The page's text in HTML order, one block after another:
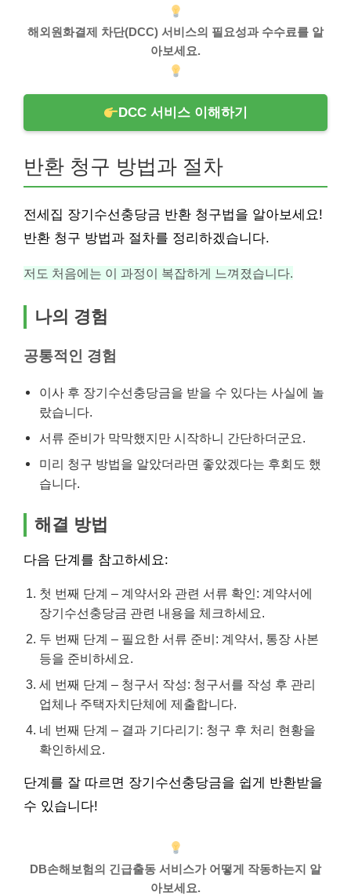
해외원화결제 차단(DCC) 서비스의 필요성과 수수료를 알
아보세요.
DCC 서비스 이해하기
반환 청구 방법과 절차
전세집 장기수선충당금 반환 청구법을 알아보세요!
반환 청구 방법과 절차를 정리하겠습니다.
저도 처음에는 이 과정이 복잡하게 느껴졌습니다.
나의 경험
공통적인 경험
이사 후 장기수선충당금을 받을 수 있다는 사실에 놀
랐습니다.
서류 준비가 막막했지만 시작하니 간단하더군요.
미리 청구 방법을 알았더라면 좋았겠다는 후회도 했
습니다.
해결 방법
다음 단계를 참고하세요:
첫 번째 단계 – 계약서와 관련 서류 확인: 계약서에
장기수선충당금 관련 내용을 체크하세요.
두 번째 단계 – 필요한 서류 준비: 계약서, 통장 사본
등을 준비하세요.
세 번째 단계 – 청구서 작성: 청구서를 작성 후 관리
업체나 주택자치단체에 제출합니다.
네 번째 단계 – 결과 기다리기: 청구 후 처리 현황을
확인하세요.
단계를 잘 따르면 장기수선충당금을 쉽게 반환받을
수 있습니다!
DB손해보험의 긴급출동 서비스가 어떻게 작동하는지 알
아보세요.